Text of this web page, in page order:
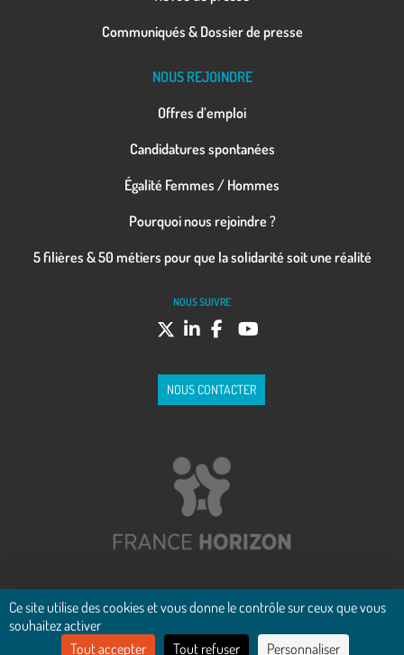
Communiqués & Dossier de presse
NOUS REJOINDRE
Offres d’emploi
Candidatures spontanées
Égalité Femmes / Hommes
Pourquoi nous rejoindre ?
5 filières & 50 métiers pour que la solidarité soit une réalité
NOUS SUIVRE
NOUS CONTACTER
Crédits
Ce site utilise des cookies et vous donne le contrôle sur ceux que vous
souhaitez activer
Tout accepter
Tout refuser Personnaliser